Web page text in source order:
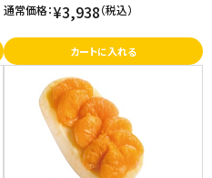
通常価格：¥3,938（税込）
カートに入れる